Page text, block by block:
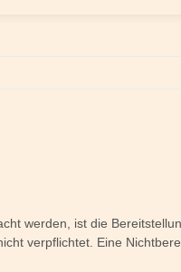
werden, ist die
verpflichtet. Eine